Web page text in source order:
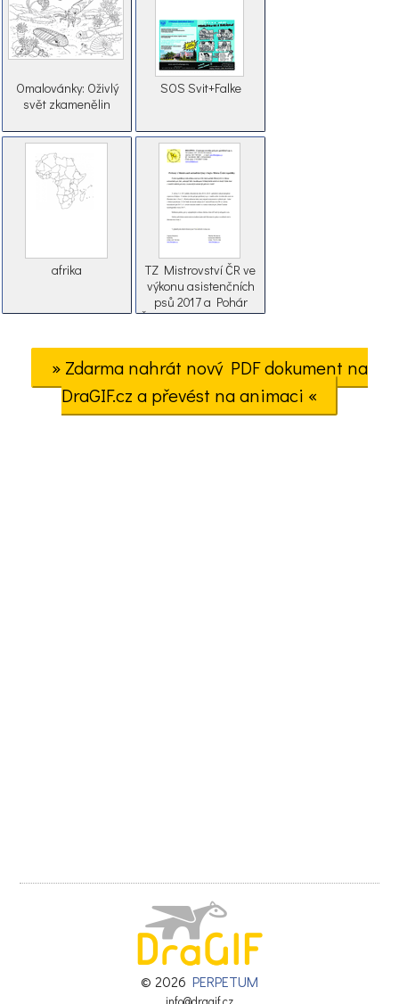
Omalovánky: Oživlý
svět zkamenělin
SOS Svit+Falke
afrika
TZ Mistrovství ČR ve
výkonu asistenčních
psů 2017 a Pohár
Českého kynologického
2017
» Zdarma nahrát nový PDF dokument na
DraGIF.cz a převést na animaci «
© 2026 PERPETUM